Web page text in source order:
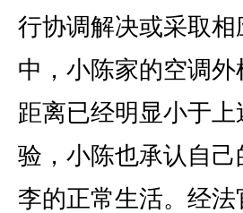
行协调解决或采取
中，小陈家的空调
距离已经明显小于
验，小陈也承认自
李的正常生活。经